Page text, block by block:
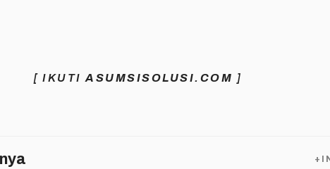
[ IKUTIASUMSISOLUSI.COM ]